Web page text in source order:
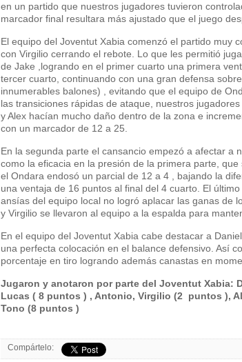
en un partido que nuestros jugadores tuvieron
marcador final resultara más ajustado que el juego
El equipo del Joventut Xabia comenzó el partido muy
con Virgilio cerrando el rebote. Lo que les permitió
de Jake ,logrando en el primer cuarto una primera
tercer cuarto, continuando con una gran defensa
innumerables balones) , evitando que el equipo de
las transiciones rápidas de ataque, nuestros
y Alex hacían mucho daño dentro de la zona e
con un marcador de 12 a 25.
En la segunda parte el cansancio empezó a afectar a
como la eficacia en la presión de la primera parte,
el Ondara endosó un parcial de 12 a 4 , bajando la
una ventaja de 16 puntos al final del 4 cuarto. El
ansías del equipo local no logró aplacar las ganas de
y Virgilio se llevaron al equipo a la espalda para
En el equipo del Joventut Xabia cabe destacar a
una perfecta colocación en el balance defensivo. Así
porcentaje en tiro logrando además canastas en
Jugaron y anotaron por parte del Joventut Xabia:
Lucas ( 8 puntos ) , Antonio, Virgilio (2 puntos ),
Tono (8 puntos )
Compártelo: